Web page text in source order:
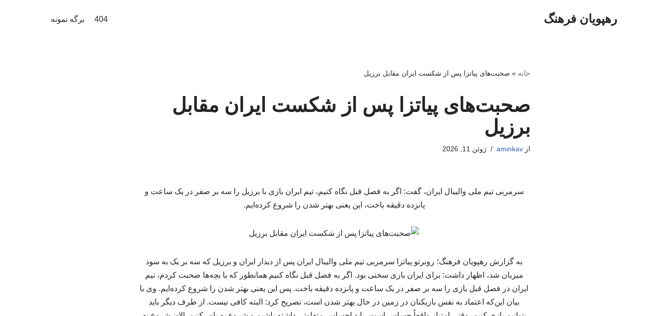
رهپویان فرهنگ 404 برگه نمونه
خانه » صحبت‌های پیاتزا پس از شکست ایران مقابل برزیل
صحبت‌های پیاتزا پس از شکست ایران مقابل
برزیل
ازaminkav ژوئن 11, 2026
سرمربی تیم ملی والیبال ایران، گفت: اگر به فصل قبل نگاه کنیم، تیم ایران بازی با برزیل را سه بر صفر در یک ساعت و
پانزده دقیقه باخت، این یعنی بهتر شدن را شروع کرده‌ایم.
به گزارش رهپویان فرهنگ؛ روبرتو پیاتزا سرمربی تیم ملی والیبال ایران پس از دیدار ایران و برزیل که سه بر یک به سود
میزبان شد، اظهار داشت: برای ایران بازی سختی بود. اگر به فصل قبل نگاه کنیم همانطور که با بچه‌ها صحبت کردم، تیم
ایران در فصل قبل بازی را سه بر صفر در یک ساعت و پانزده دقیقه باخت. پس این یعنی بهتر شدن را شروع کرده‌ایم. وی با
بیان این‌که اعتماد به نفس بازیکنان در زمین در حال بهتر شدن است، تصریح کرد: البته کافی نیست. از طرف دیگر باید